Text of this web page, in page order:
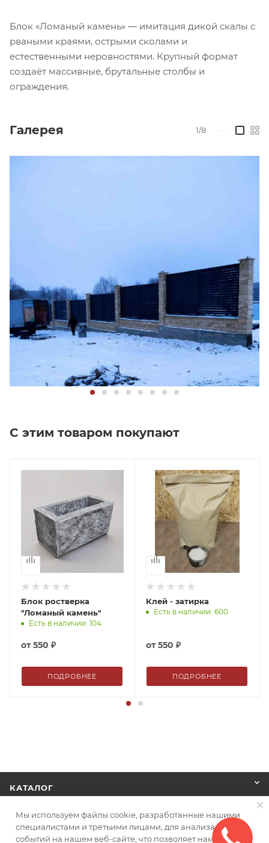
Блок «Ломаный камень» — имитация дикой скалы с
рваными краями, острыми сколами и
естественными неровностями. Крупный формат
создаёт массивные, брутальные столбы и
ограждения.
Галерея 1/8
С этим товаром покупают
Блок ростверка
"Ломаный камень"
Есть в наличии: 104
от550 ₽
ПОДРОБНЕЕ
Клей - затирка
Есть в наличии: 600
от550 ₽
ПОДРОБНЕЕ
КАТАЛОГ
КОМПАНИЯ
Мы используем файлы cookie, разработанные нашими
специалистами и третьими лицами, для анализа
событий на нашем веб-сайте, что позволяет нам